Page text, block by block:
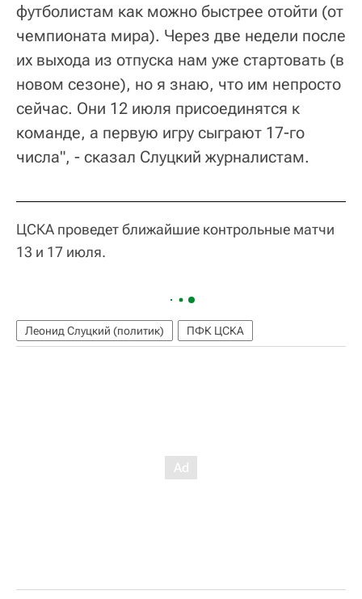
футболистам как можно быстрее отойти (от
чемпионата мира). Через две недели после
их выхода из отпуска нам уже стартовать (в
новом сезоне), но я знаю, что им непросто
сейчас. Они 12 июля присоединятся к
команде, а первую игру сыграют 17-го
числа", - сказал Слуцкий журналистам.
ЦСКА проведет ближайшие контрольные матчи
13 и 17 июля.
Леонид Слуцкий (политик) ПФК ЦСКА